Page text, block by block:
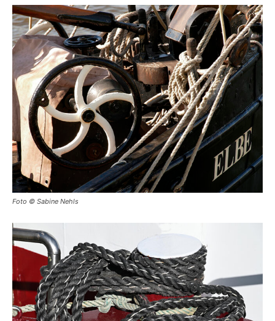
Foto © Sabine Nehls